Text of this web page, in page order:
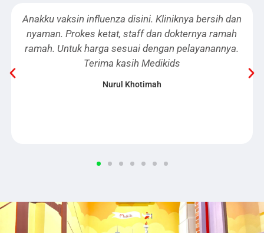
disini. Kliniknya bersih dan
ketat, staff dan dokternya ramah
sesuai dengan pelayanannya.
kasih Medikids
Alhamdulillah ada
dede. Medikids
tetap rutin vaksin